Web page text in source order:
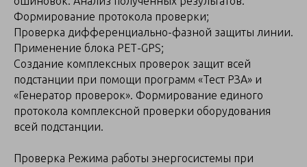
Формирование протокола проверки;
Проверка дифференциально-фазной защиты линии.
Применение блока РЕТ-GPS;
Создание комплексных проверок защит всей
подстанции при помощи программ «Тест РЗА» и
«Генератор проверок». Формирование единого
протокола комплексной проверки оборудования
всей подстанции.
Проверка Режима работы энергосистемы при